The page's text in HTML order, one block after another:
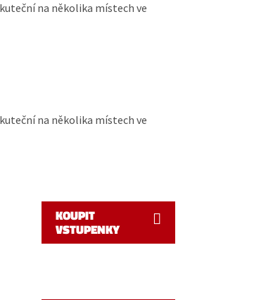
na několika místech ve
na několika místech ve
KOUPIT
VSTUPENKY